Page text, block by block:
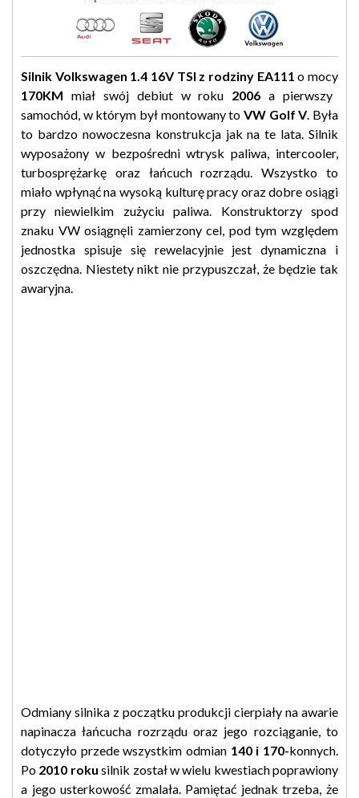
Silnik Volkswagen 1.4 16V TSI z rodziny EA111 o mocy
170KM miał swój debiut w roku 2006a pierwszy
samochód, w którym był montowany to VW Golf V. Była
to bardzo nowoczesna konstrukcja jak na te lata. Silnik
wyposażony w bezpośredni wtrysk paliwa, intercooler,
turbosprężarkę oraz łańcuch rozrządu. Wszystko to
miało wpłynąć na wysoką kulturę pracy oraz dobre osiągi
przy niewielkim zużyciu paliwa. Konstruktorzy spod
znaku VW osiągnęli zamierzony cel, pod tym względem
jednostka spisuje się rewelacyjnie jest dynamiczna i
oszczędna. Niestety nikt nie przypuszczał, że będzie tak
awaryjna.
Odmiany silnika z początku produkcji cierpiały na awarie
napinacza łańcucha rozrządu oraz jego rozciąganie, to
dotyczyło przede wszystkim odmian 140 i 170-konnych.
Po 2010 roku silnik został w wielu kwestiach poprawiony
a jego usterkowość zmalała. Pamiętać jednak trzeba, że